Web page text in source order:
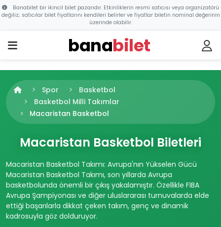
Banabilet bir ikincil bilet pazarıdır. Etkinliklerin resmi satıcısı veya organizatörü
değiliz; satıcılar bilet fiyatlarını kendileri belirler ve fiyatlar biletin nominal değerinin
üzerinde olabilir.
banabilet
Spor
Basketbol
Basketbol Milli Takımlar
Macaristan Basketbol
Macaristan Basketbol Biletleri
Macaristan Basketbol Takımı: Avrupa'nın Yükselen Gücü
Macaristan Basketbol Takımı, son yıllarda Avrupa
basketbolunda önemli bir çıkış yakalamıştır. Özellikle FIBA
Avrupa Şampiyonası ve diğer uluslararası turnuvalarda elde
ettiği başarılarla dikkat çeken takım, genç ve dinamik
kadrosuyla göz dolduruyor.